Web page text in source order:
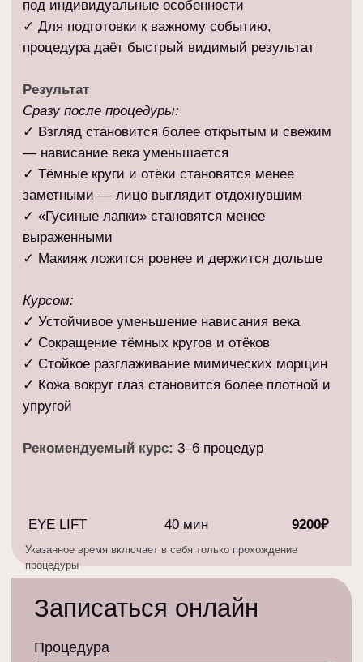
Записаться онлайн
EYE LIFT
Указанное время включает в себя только прохождение
процедуры
упругой
Рекомендуемый курс:
Процедура
Ваше имя
+7
Я даю согласие на обработку своих
персональных данных в соответствии с
Политикой обработки персональных данных.
С Политикой обработки персональных данных
ознакомлен (-на) и согласен (-на)
Ясогласен
Записаться